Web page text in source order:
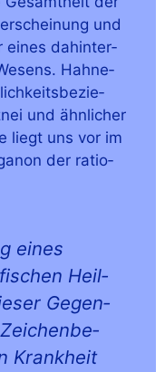
und
eines dahin­ter­
Hah­ne­
und ähn­li­cher
liegt uns vor im
der ratio­
eines
Heil­
Gegen­
Krank­heit